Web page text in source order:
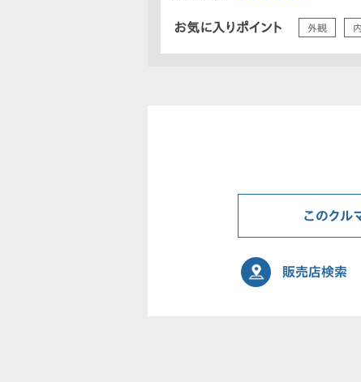
お気に入りポイント 外観
このクル
販売店検索